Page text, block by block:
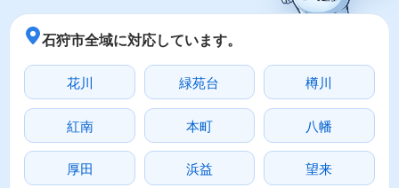
石狩市全域に対応しています。
花川 緑苑台 樽川
紅南 本町 八幡
厚田 浜益 望来